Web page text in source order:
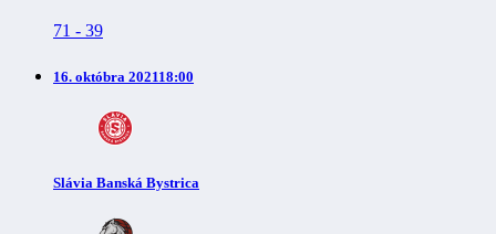
71 - 39
16. októbra 202118:00
Slávia Banská Bystrica